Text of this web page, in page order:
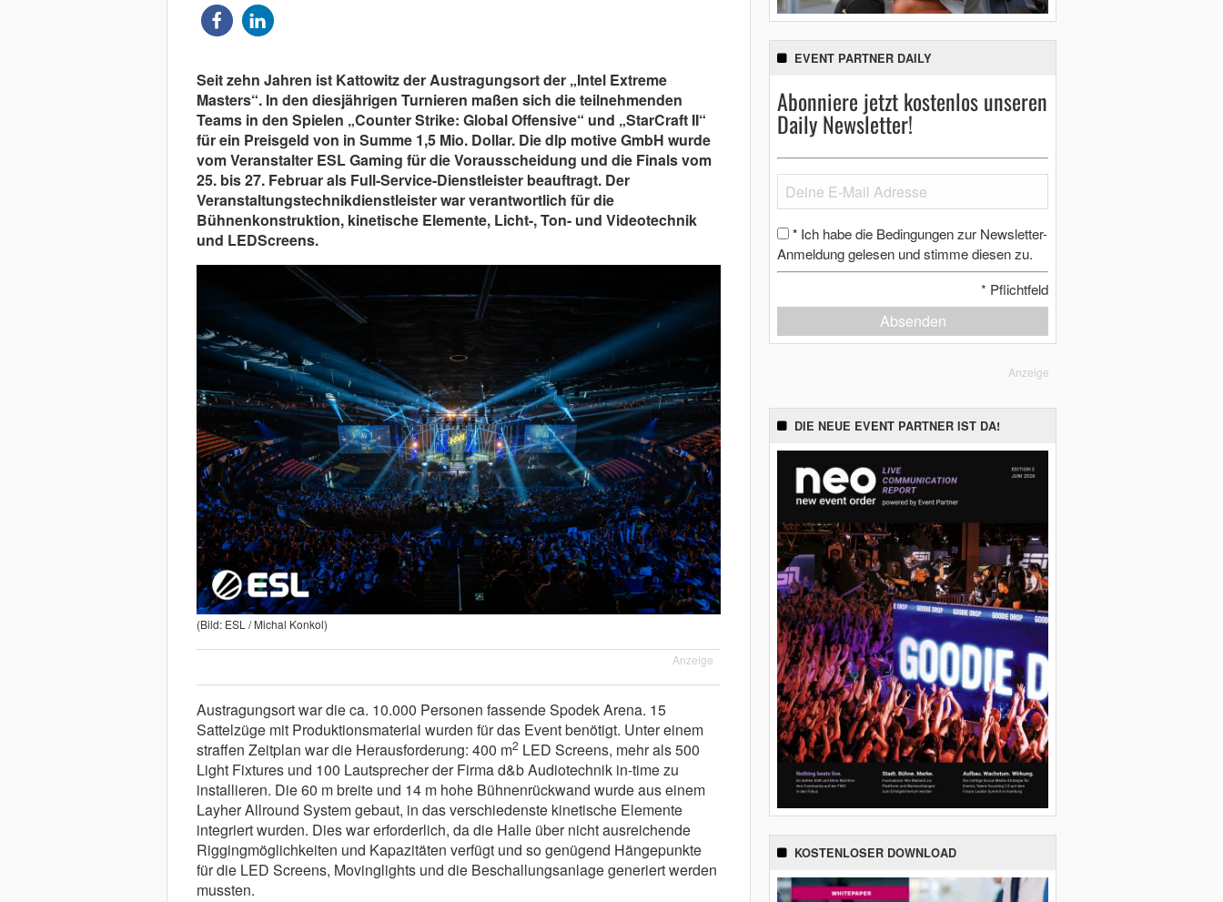
Seit zehn Jahren ist Kattowitz der Austragungsort der „Intel Extreme
Masters“. In den diesjährigen Turnieren maßen sich die teilnehmenden
Teams in den Spielen „Counter Strike: Global Offensive“ und „StarCraft II“
für ein Preisgeld von in Summe 1,5 Mio. Dollar. Die dlp motive GmbH wurde
vom Veranstalter ESL Gaming für die Vorausscheidung und die Finals vom
25. bis 27. Februar als Full-Service-Dienstleister beauftragt. Der
Veranstaltungstechnikdienstleister war verantwortlich für die
Bühnenkonstruktion, kinetische Elemente, Licht-, Ton- und Videotechnik
und LEDScreens.
(Bild: ESL / Michal Konkol)
Anzeige
Austragungsort war die ca. 10.000 Personen fassende Spodek Arena. 15
Sattelzüge mit Produktionsmaterial wurden für das Event benötigt. Unter einem
straffen Zeitplan war die Herausforderung: 400 m2 LED Screens, mehr als 500
Light Fixtures und 100 Lautsprecher der Firma d&b Audiotechnik in-time zu
installieren. Die 60 m breite und 14 m hohe Bühnenrückwand wurde aus einem
Layher Allround System gebaut, in das verschiedenste kinetische Elemente
integriert wurden. Dies war erforderlich, da die Halle über nicht ausreichende
Riggingmöglichkeiten und Kapazitäten verfügt und so genügend Hängepunkte
für die LED Screens, Movinglights und die Beschallungsanlage generiert werden
mussten.
EVENT PARTNER DAILY
Abonniere jetzt kostenlos unseren
Daily Newsletter!
* Ich habe die Bedingungen zur Newsletter-
Anmeldung gelesen und stimme diesen zu.
* Pflichtfeld
Absenden
Anzeige
DIE NEUE EVENT PARTNER IST DA!
KOSTENLOSER DOWNLOAD